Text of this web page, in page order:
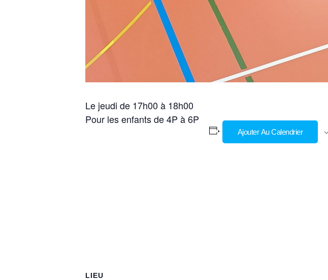
Le jeudi de 17h00 à 18h00
Pour les enfants de 4P à 6P
Ajouter Au Calendrier
LIEU